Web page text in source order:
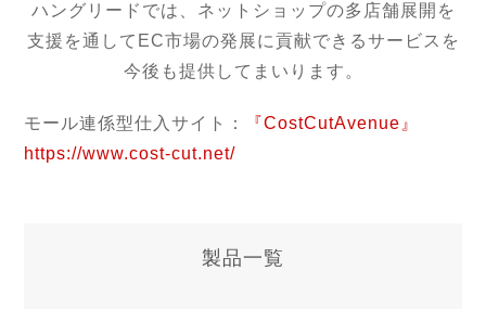
ハングリードでは、ネットショップの多店舗展開を
支援を通してEC市場の発展に貢献できるサービスを
今後も提供してまいります。
モール連係型仕入サイト：
『CostCutAvenue』
https://www.cost-cut.net/
製品一覧